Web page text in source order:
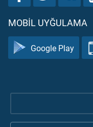
MOBIL UYĞULAMA
Google Play